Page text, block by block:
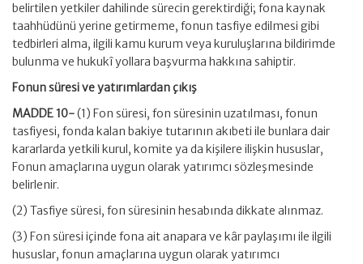
belirtilen yetkiler dahilinde sürecin gerektirdiği; fona kaynak
taahhüdünü yerine getirmeme, fonun tasfiye edilmesi gibi
tedbirleri alma, ilgili kamu kurum veya kuruluşlarına bildirimde
bulunma ve hukukî yollara başvurma hakkına sahiptir.
Fonun süresi ve yatırımlardan çıkış
MADDE 10-(1) Fon süresi, fon süresinin uzatılması, fonun
tasfiyesi, fonda kalan bakiye tutarının akıbeti ile bunlara dair
kararlarda yetkili kurul, komite ya da kişilere ilişkin hususlar,
Fonun amaçlarına uygun olarak yatırımcı sözleşmesinde
belirlenir.
(2) Tasfiye süresi, fon süresinin hesabında dikkate alınmaz.
(3) Fon süresi içinde fona ait anapara ve kâr paylaşımı ile ilgili
hususlar, fonun amaçlarına uygun olarak yatırımcı